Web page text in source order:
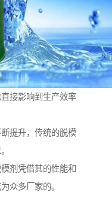
接影响到生产效率
提升，传统的脱模
剂凭借其的性能和
众多厂家的。